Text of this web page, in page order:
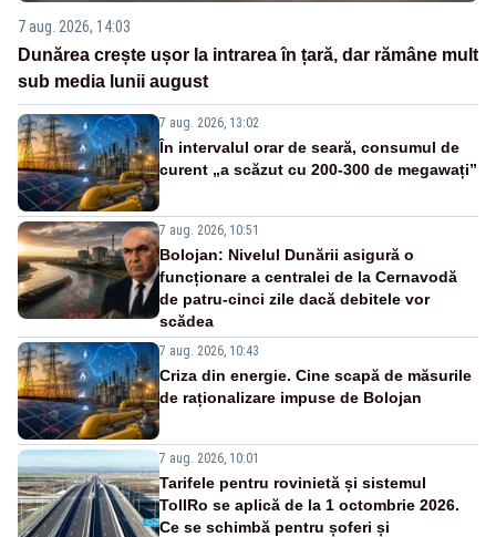
7 aug. 2026, 14:03
Dunărea crește ușor la intrarea în țară, dar rămâne mult
sub media lunii august
7 aug. 2026, 13:02
În intervalul orar de seară, consumul de
curent „a scăzut cu 200-300 de megawați”
7 aug. 2026, 10:51
Bolojan: Nivelul Dunării asigură o
funcționare a centralei de la Cernavodă
de patru-cinci zile dacă debitele vor
scădea
7 aug. 2026, 10:43
Criza din energie. Cine scapă de măsurile
de raționalizare impuse de Bolojan
7 aug. 2026, 10:01
Tarifele pentru rovinietă și sistemul
TollRo se aplică de la 1 octombrie 2026.
Ce se schimbă pentru șoferi și